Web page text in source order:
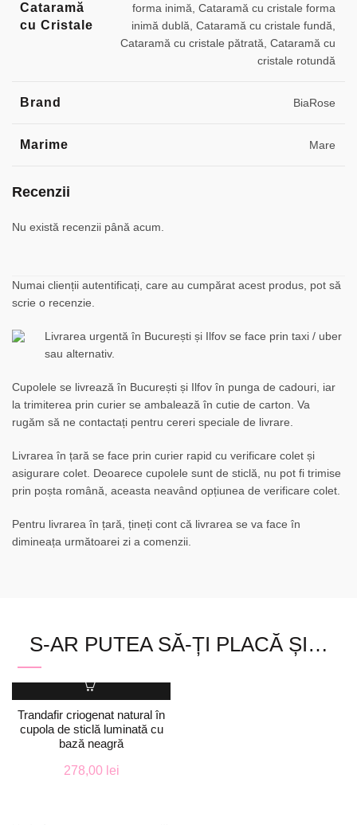
Cataramă
cu Cristale
forma inimă, Cataramă cu cristale forma
inimă dublă, Cataramă cu cristale fundă,
Cataramă cu cristale pătrată, Cataramă cu
cristale rotundă
Brand BiaRose
Marime Mare
Recenzii
Nu există recenzii până acum.
Numai clienții autentificați, care au cumpărat acest produs, pot să
scrie o recenzie.
Livrarea urgentă în București și Ilfov se face prin taxi / uber
sau alternativ.
Cupolele se livrează în București și Ilfov în punga de cadouri, iar
la trimiterea prin curier se ambalează în cutie de carton. Va
rugăm să ne contactați pentru cereri speciale de livrare.
Livrarea în țară se face prin curier rapid cu verificare colet și
asigurare colet. Deoarece cupolele sunt de sticlă, nu pot fi trimise
prin poșta română, aceasta neavând opțiunea de verificare colet.
Pentru livrarea în țară, țineți cont că livrarea se va face în
dimineața următoarei zi a comenzii.
S-AR PUTEA SĂ-ȚI PLACĂ ȘI…
are
mai
multe
variații.
Trandafir criogenat natural în
cupola de sticlă luminată cu
bază neagră
278,00 lei